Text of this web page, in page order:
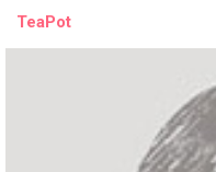
TeaPot